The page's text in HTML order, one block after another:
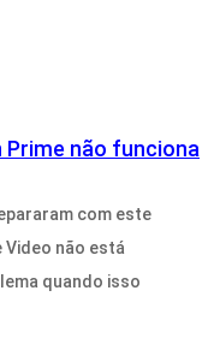
Prime não funciona
com este
Video não está
quando isso